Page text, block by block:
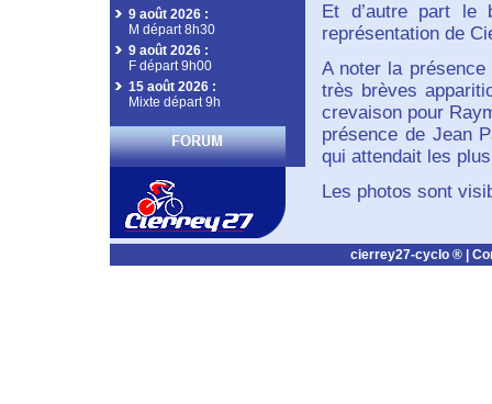
9 août 2026 :
M départ 8h30
9 août 2026 :
F départ 9h00
15 août 2026 :
Mixte départ 9h
Et d’autre part le
représentation de
A noter la
très brèves
crevaison pour
présence de Jean
qui attendait les
Les photos sont
cierrey27-cyclo ® |